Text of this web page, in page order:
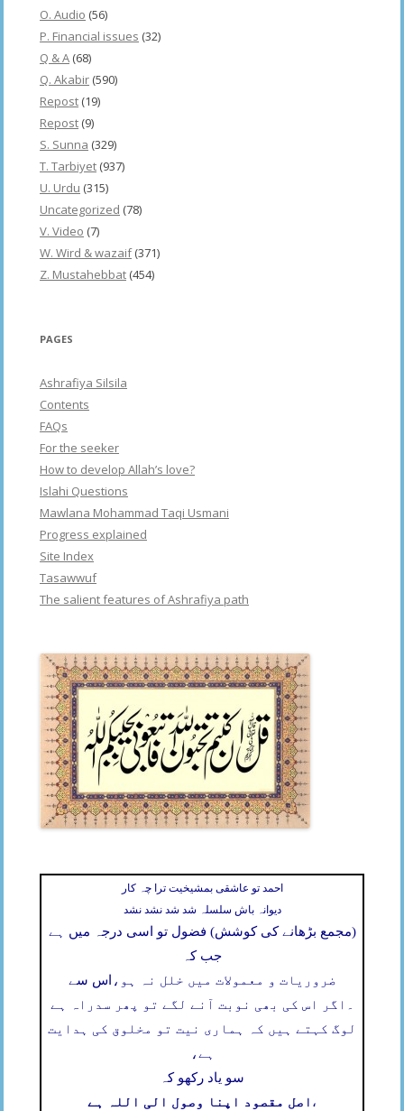
O. Audio (56)
P. Financial issues (32)
Q & A (68)
Q. Akabir (590)
Repost (19)
Repost (9)
S. Sunna (329)
T. Tarbiyet (937)
U. Urdu (315)
Uncategorized (78)
V. Video (7)
W. Wird & wazaif(371)
Z. Mustahebbat (454)
PAGES
Ashrafiya Silsila
Contents
FAQs
For the seeker
How to develop Allah’s love?
Islahi Questions
Mawlana Mohammad Taqi Usmani
Progress explained
Site Index
Tasawwuf
The salient features of Ashrafiya path
احمد تو عاشقی بمشیخیت ترا چہ کار
دیوانہ باش سلسلہ شد شد نشد نشد
(مجمع بڑھانے کی کوشش) فضول تو اسی درجہ میں ہے
جب کہ
اس سے ضروریات و معمولات میں خلل نہ ہو،
اگر اس کی بھی نوبت آنے لگے تو پھر سدراہ ہے
لوگ کہتے ہیں کہ ہماری نیت تو مخلوق کی ہدایت
ہے،
سو یاد رکھو کہ
اصل مقصود اپنا وصول الی اللہ ہے ،